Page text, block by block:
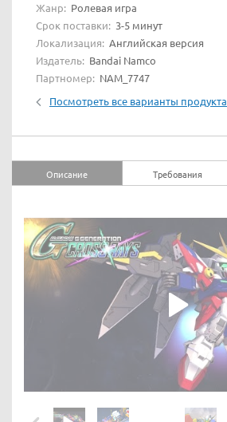
Жанр: Ролевая игра
Срок поставки: 3-5 минут
Локализация: Английская версия
Издатель: Bandai Namco
Партномер: NAM_7747
Посмотреть все варианты продукта
Описание Требования